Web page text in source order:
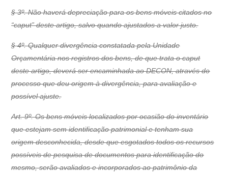
§ 3º. Não haverá depreciação para os bens móveis citados no
“caput” deste artigo, salvo quando ajustados a valor justo.
§ 4º. Qualquer divergência constatada pela Unidade
Orçamentária nos registros dos bens, de que trata o caput
deste artigo, deverá ser encaminhada ao DECON, através do
processo que deu origem à divergência, para avaliação e
possível ajuste.
Art. 9º. Os bens móveis localizados por ocasião do inventário
que estejam sem identificação patrimonial e tenham sua
origem desconhecida, desde que esgotados todos os recursos
possíveis de pesquisa de documentos para identificação do
mesmo, serão avaliados e incorporados ao patrimônio da